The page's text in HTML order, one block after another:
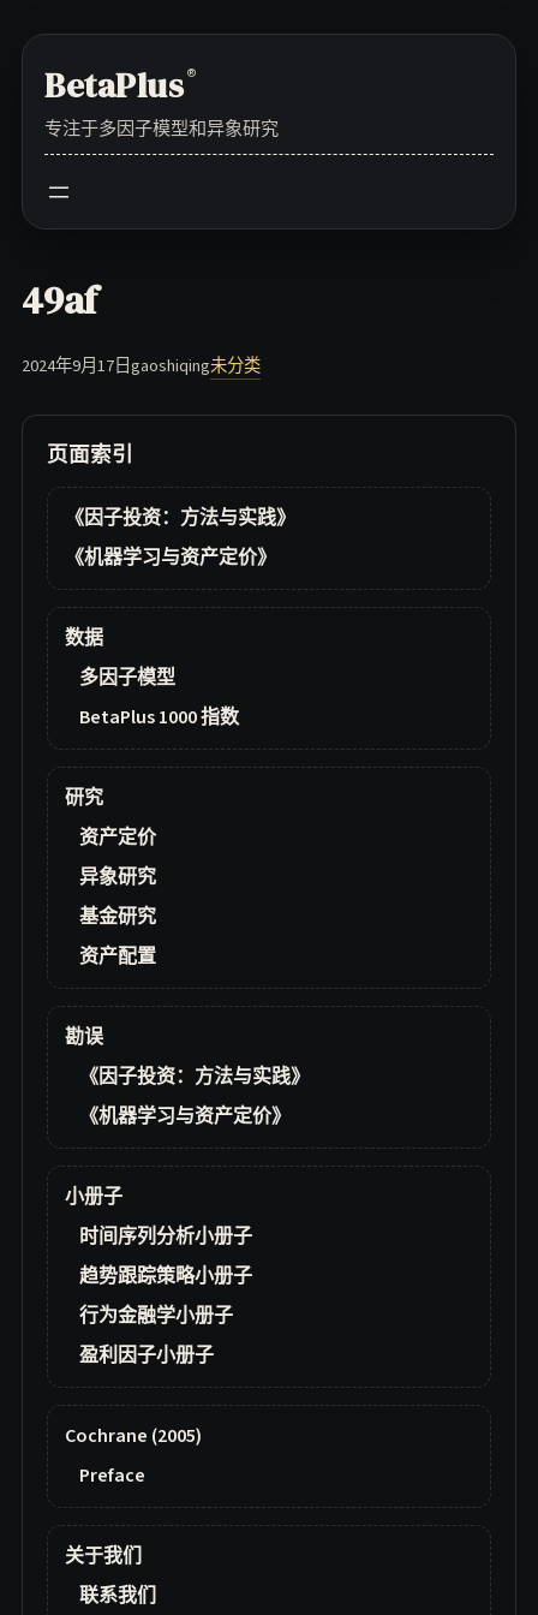
contentBetaPlus®
专注于多因子模型和异象研究
49af
2024年9月17日gaoshiqing未分类
页面索引
《因子投资：方法与实践》
《机器学习与资产定价》
数据
多因子模型
BetaPlus 1000 指数
研究
资产定价
异象研究
基金研究
资产配置
勘误
《因子投资：方法与实践》
《机器学习与资产定价》
小册子
时间序列分析小册子
趋势跟踪策略小册子
行为金融学小册子
盈利因子小册子
Cochrane (2005)
Preface
关于我们
联系我们